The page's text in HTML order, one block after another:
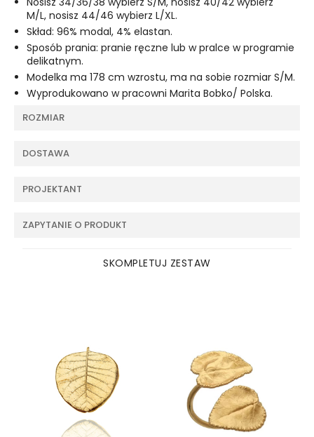
M/L, nosisz 44/46 wybierz L/XL.
Skład: 96% modal, 4% elastan.
Sposób prania: pranie ręczne lub w pralce w programie
delikatnym.
Modelka ma 178 cm wzrostu, ma na sobie rozmiar S/M.
Wyprodukowano w pracowni Marita Bobko/ Polska.
ROZMIAR
DOSTAWA
PROJEKTANT
ZAPYTANIE O PRODUKT
SKOMPLETUJ ZESTAW